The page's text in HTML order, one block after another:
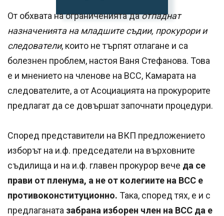
От обхвата на ограниченията даотпаднат
назначенията на младшите съдии, прокурори и
следователи, които не търпят отлагане и са
болезнен проблем, настоя Ваня Стефанова. Това
е и мнението на членове на ВСС, Камарата на
следователите, а от Асоциацията на прокурорите
предлагат да се довършат започнати процедури.
Според представители на ВКП предложението
изборът на и.ф. председатели на върховните
съдилища и на и.ф. главен прокурор вече да се
прави от пленума, а не от колегиите на ВСС е
противоконституционно. Така, според тях, е и с
предлаганата забрана изборен член на ВСС да е